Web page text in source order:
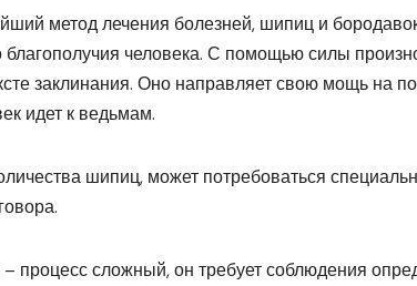
метод лечения болезней, шипиц и
человека. С помощью силы
заклинания. Оно направляет свою мощь на
идет к ведьмам.
шипиц, может потребоваться
процесс сложный, он требует соблюдения